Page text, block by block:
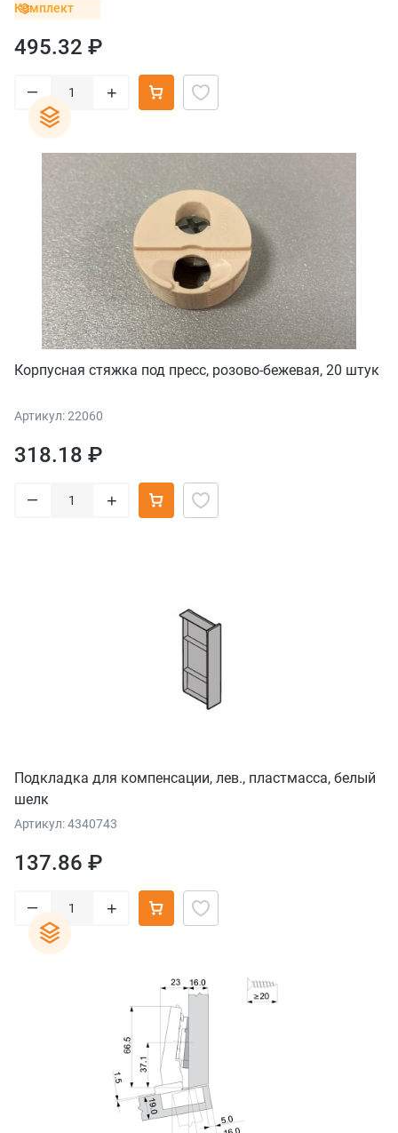
Комплект
495.32 ₽
– +
Корпусная стяжка под пресс, розово-бежевая, 20 штук
Артикул: 22060
318.18 ₽
– +
Подкладка для компенсации, лев., пластмасса, белый
шелк
Артикул: 4340743
137.86 ₽
– +